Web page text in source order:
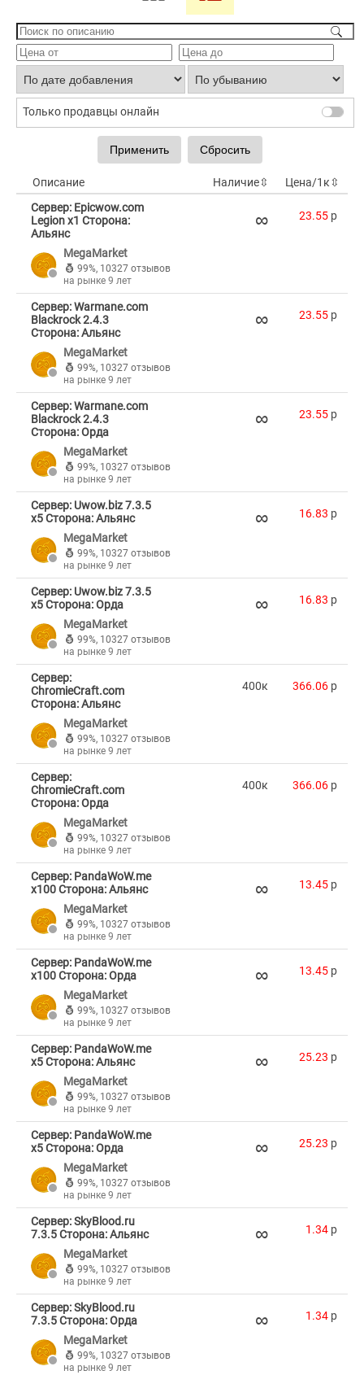
Только продавцы онлайн
Цена/1к⇳
Наличие⇳
Описание
Сервер: Epicwow.com
Legion x1 Сторона:
Альянс
MegaMarket
99%, 10327 отзывов
на рынке 9 лет
∞ 23.55 p
Сервер: Warmane.com
Blackrock 2.4.3
Сторона: Альянс
MegaMarket
99%, 10327 отзывов
на рынке 9 лет
∞ 23.55 p
Сервер: Warmane.com
Blackrock 2.4.3
Сторона: Орда
MegaMarket
99%, 10327 отзывов
на рынке 9 лет
∞ 23.55 p
Сервер: Uwow.biz 7.3.5
x5 Сторона: Альянс
MegaMarket
99%, 10327 отзывов
на рынке 9 лет
∞ 16.83 p
Сервер: Uwow.biz 7.3.5
x5 Сторона: Орда
MegaMarket
99%, 10327 отзывов
на рынке 9 лет
∞ 16.83 p
Сервер:
ChromieCraft.com
Сторона: Альянс
MegaMarket
99%, 10327 отзывов
на рынке 9 лет
400к 366.06 p
Сервер:
ChromieCraft.com
Сторона: Орда
MegaMarket
99%, 10327 отзывов
на рынке 9 лет
400к 366.06 p
Сервер: PandaWoW.me
x100 Сторона: Альянс
MegaMarket
99%, 10327 отзывов
на рынке 9 лет
∞ 13.45 p
Сервер: PandaWoW.me
x100 Сторона: Орда
MegaMarket
99%, 10327 отзывов
на рынке 9 лет
∞ 13.45 p
Сервер: PandaWoW.me
x5 Сторона: Альянс
MegaMarket
99%, 10327 отзывов
на рынке 9 лет
∞ 25.23 p
Сервер: PandaWoW.me
x5 Сторона: Орда
MegaMarket
99%, 10327 отзывов
на рынке 9 лет
∞ 25.23 p
Сервер: SkyBlood.ru
7.3.5 Сторона: Альянс
MegaMarket
99%, 10327 отзывов
на рынке 9 лет
∞ 1.34 p
Сервер: SkyBlood.ru
7.3.5 Сторона: Орда
MegaMarket
99%, 10327 отзывов
на рынке 9 лет
∞ 1.34 p